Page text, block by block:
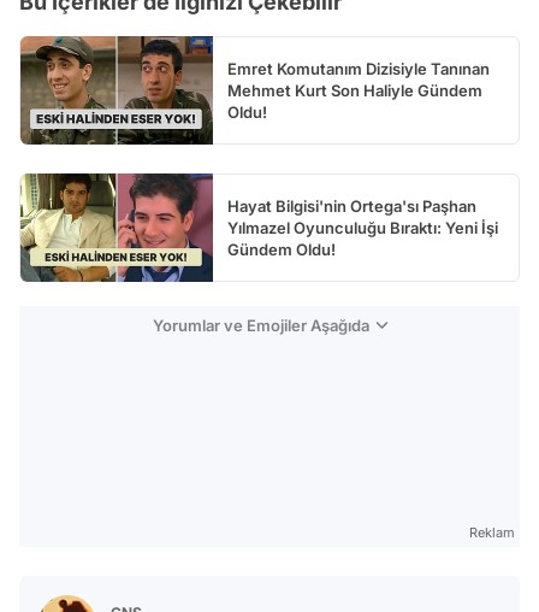
Emret Komutanım Dizisiyle Tanınan
Mehmet Kurt Son Haliyle Gündem
Oldu!
Hayat Bilgisi'nin Ortega'sı Paşhan
Yılmazel Oyunculuğu Bıraktı: Yeni İşi
Gündem Oldu!
Yorumlar ve Emojiler Aşağıda
Reklam